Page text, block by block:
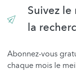
Suivez
la
Abonnez-vous
chaque mois le